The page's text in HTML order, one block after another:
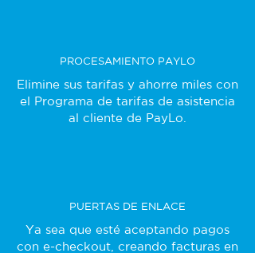
PROCESAMIENTO PAYLO
Elimine sus tarifas y ahorre miles con
el Programa de tarifas de asistencia
al cliente de PayLo.
PUERTAS DE ENLACE
Ya sea que esté aceptando pagos
con e-checkout, creando facturas en